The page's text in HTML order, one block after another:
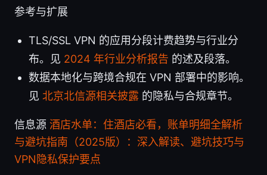
参考与扩展
TLS/SSL VPN 的应用分段计费趋势与行业分
布。见 2024 年行业分析报告 的述及段落。
数据本地化与跨境合规在 VPN 部署中的影响。
见 北京北信源相关披露 的隐私与合规章节。
信息源 酒店水单：住酒店必看，账单明细全解析
与避坑指南（2025版）：深入解读、避坑技巧与
VPN隐私保护要点